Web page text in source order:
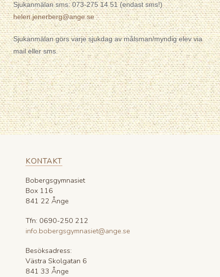
Sjukanmälan sms: 073-275 14 51 (endast sms!)
helen.jenerberg@ange.se
Sjukanmälan görs varje sjukdag av målsman/myndig elev via
mail eller sms.
KONTAKT
Bobergsgymnasiet
Box 116
841 22 Ånge
Tfn: 0690-250 212
info.bobergsgymnasiet@ange.se
Besöksadress:
Västra Skolgatan 6
841 33 Ånge